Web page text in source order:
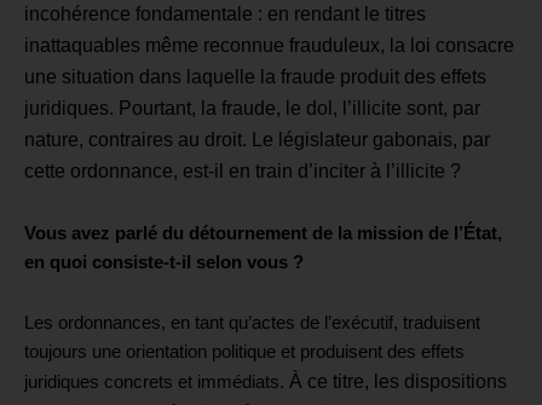
incohérence fondamentale : en rendant le titres
inattaquables même reconnue frauduleux, la loi consacre
une situation dans laquelle la fraude produit des effets
juridiques. Pourtant, la fraude, le dol, l’illicite sont, par
nature, contraires au droit. Le législateur gabonais, par
cette ordonnance, est-il en train d’inciter à l’illicite ?
Vous avez parlé du détournement de la mission de l’État,
en quoi consiste-t-il selon vous ?
Les ordonnances, en tant qu’actes de l’exécutif, traduisent
toujours une orientation politique et produisent des effets
juridiques concrets et immédiats. À ce titre, les dispositions